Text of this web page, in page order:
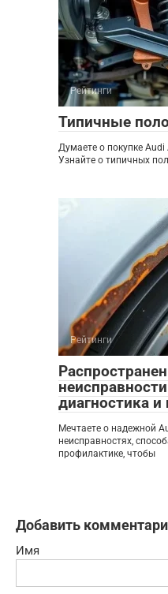
Рейтинги
Типичные
Думаете о покупке Audi
Узнайте о типичных
Рейтинги
диагностика
Мечтаете о надежной
неисправностях,
профилактике, чтобы
Добавить
Имя